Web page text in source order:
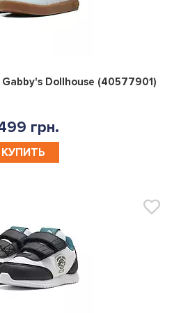
0
Gabby's Dollhouse (40577901)
грн.
КУПИТЬ